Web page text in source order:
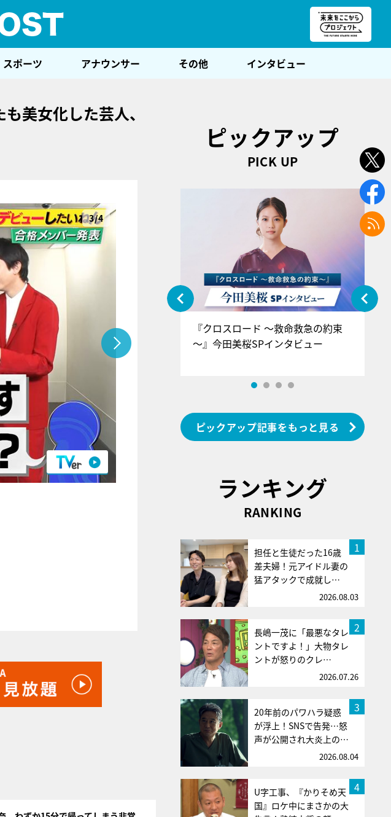
スポーツ アナウンサー その他 インタビュー
美女化した芸人、
3/4
ピックアップ
PICK UP
『アイ＝ラブ！げーみんぐ』＝LOV
E齋藤樹愛羅＆佐々木舞香SPインタ
ビュー
『クロスロード ～救命救急の約束
～』今田美桜SPインタビュー
ピックアップ記事をもっと見る
ランキング
RANKING
1
担任と生徒だった16歳
差夫婦！元アイドル妻の
猛アタックで成就し…
2026.08.03
2
長嶋一茂に「最悪なタレ
ントですよ！」大物タレ
ントが怒りのクレ…
2026.07.26
3
20年前のパワハラ疑惑
が浮上！SNSで告発…怒
声が公開され大炎上の…
2026.08.04
4
U字工事、『かりそめ天
国』ロケ中にまさかの大